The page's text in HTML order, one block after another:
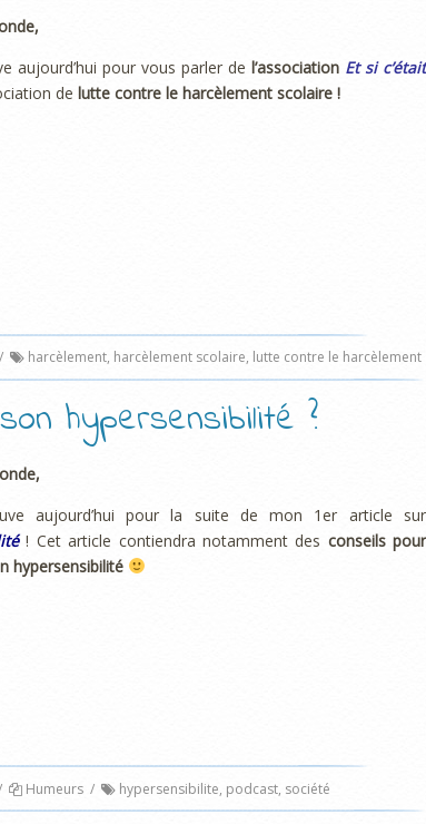
aujourd’hui pour vous parler de l’association Et si c’était
de lutte contre le harcèlement scolaire !
/ harcèlement, harcèlement scolaire, lutte contre le harcèlement
hypersensibilité ?
aujourd’hui pour la suite de mon 1er article sur
! Cet article contiendra notamment des conseils pour
hypersensibilité
Humeurs / hypersensibilite, podcast, société